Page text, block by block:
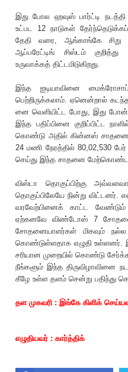
இது போல ஹவுஸ் பார்ட்டி
உட்பட 12 நாடுகள்
தேதி வரை, ஆங்காங்கே சிறு
ஆப்பரேட்டிங் சிஸ்டம்
உருவாக்கத் திட்டமிடுகிறது.
இந்த ஐடியாவினை
பெற்றிருக்கலாம். ஏனென்றால்
னை வெளியிட்ட போது, இது
இந்த பதிப்பினை குறிப்பிட்ட
கொண்டு அதில் கின்னஸ்
24 மணி நேரத்தில் 80,02,530
செய்து இந்த சாதனை
விஸ்டா தொகுப்பிற்கு
தொகுப்பிலேயே நின்று
வரவேற்பினைக் காட்ட வேண்டும்
ஏற்கனவே விண்டோஸ் 7
சோதனையாளர்கள் மிகவும்
கொண்டுள்ளதாக எழுதி உள்ளனர்.
சரியான முறையில் கொண்டு
நீங்களும் இந்த திருவிழாவினை
கீழே உள்ள தளம் சென்று பதிந்து
தள முகவரி : இங்கே கிளிக்
எழுதியவர் : கார்த்திக்